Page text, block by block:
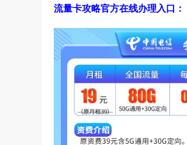
流量卡攻略官方在线办理入口：